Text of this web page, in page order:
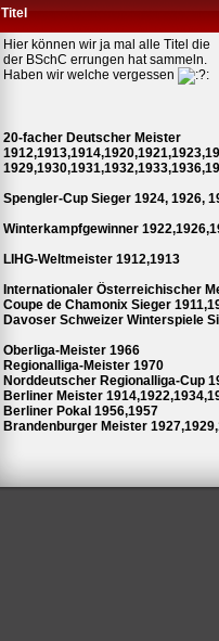
Titel
Hier können wir ja mal alle Titel die
der BSchC errungen hat sammeln.
Haben wir welche vergessen
20-facher Deutscher Meister
Spengler-Cup Sieger 1924, 1926,
Winterkampfgewinner
LIHG-Weltmeister 1912,1913
Internationaler Österreichischer
Coupe de Chamonix Sieger
Davoser Schweizer Winterspiele
Oberliga-Meister 1966
Regionalliga-Meister 1970
Norddeutscher Regionalliga-Cup
Berliner Meister
Berliner Pokal 1956,1957
Brandenburger Meister